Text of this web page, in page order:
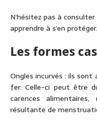
N’hésitez pas à
apprendre à s’en protéger.
Les formes
Ongles incurvés : ils sont
fer. Celle-ci peut être
carences
résultante de